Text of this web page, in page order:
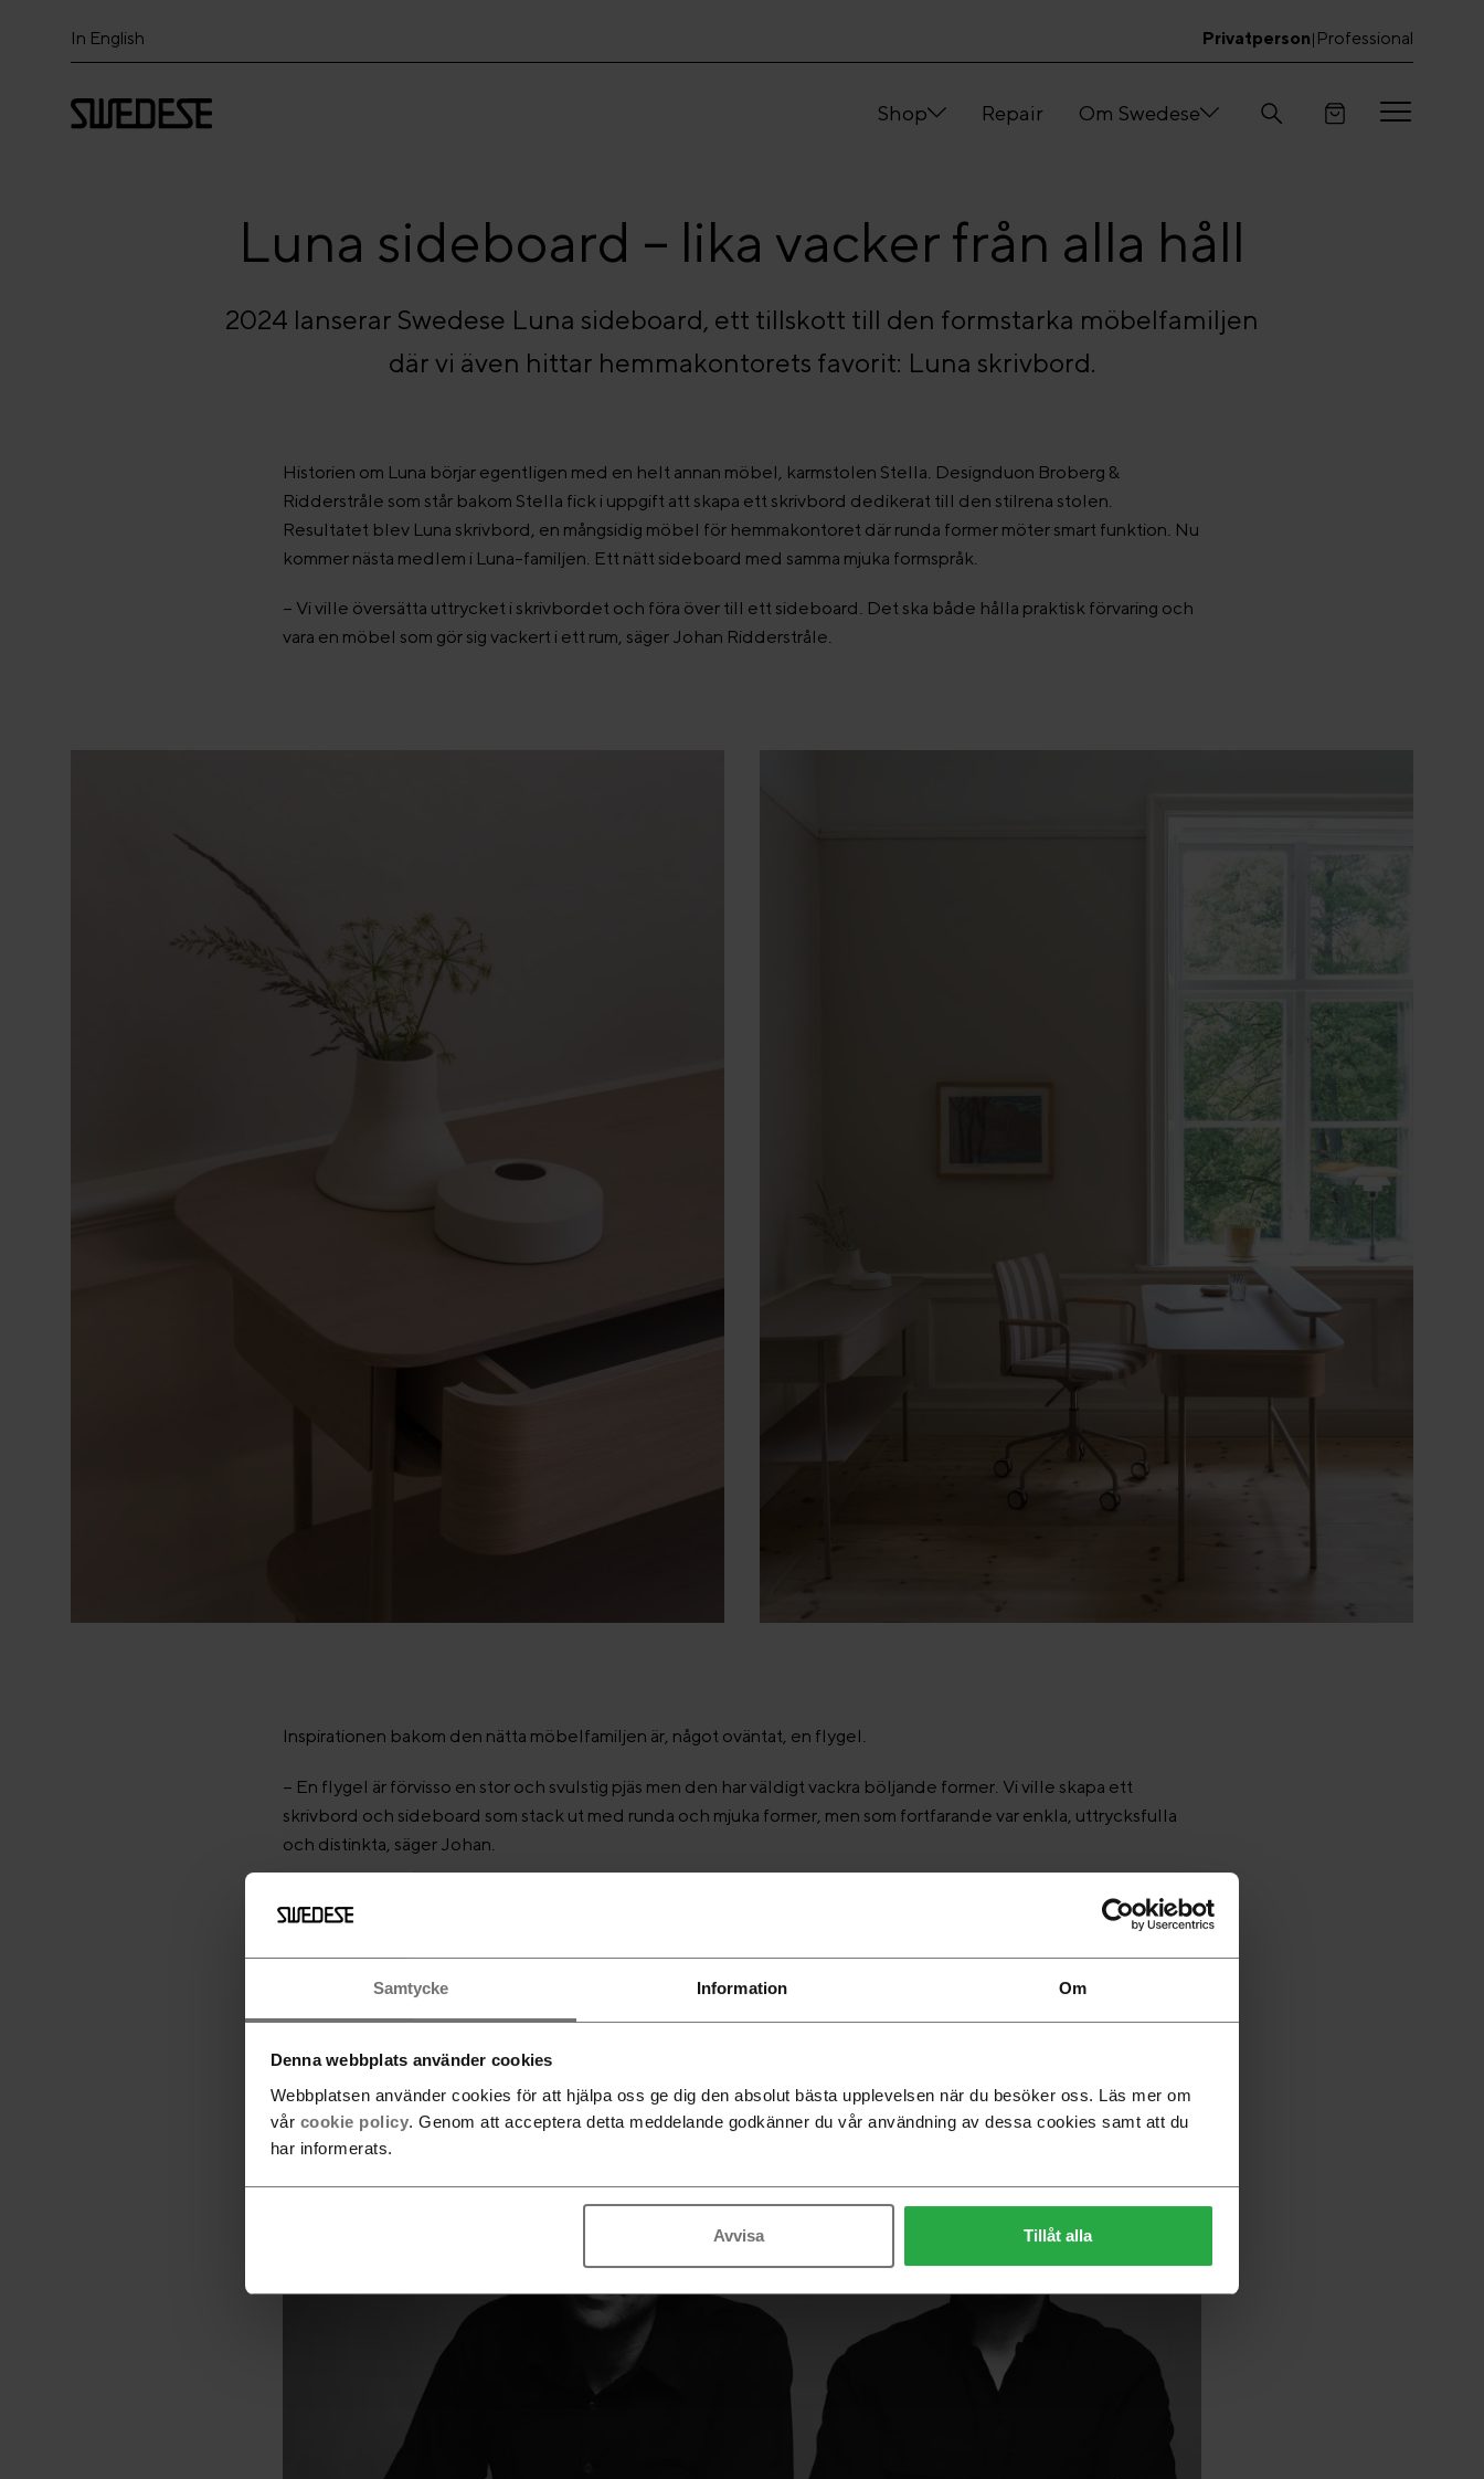
Samtycke Information Om
Denna webbplats använder cookies
Webbplatsen använder cookies för att hjälpa oss ge dig den absolut bästa upplevelsen när du besöker oss. Läs mer om
vår cookie policy. Genom att acceptera detta meddelande godkänner du vår användning av dessa cookies samt att du
har informerats.
Avvisa Tillåt alla
In English Privatperson| Professional
Shop Repair Om Swedese
Luna sideboard – lika vacker från alla håll
2024 lanserar Swedese Luna sideboard, ett tillskott till den formstarka möbelfamiljen
där vi även hittar hemmakontorets favorit: Luna skrivbord.
Historien om Luna börjar egentligen med en helt annan möbel, karmstolen Stella. Designduon Broberg &
Ridderstråle som står bakom Stella fick i uppgift att skapa ett skrivbord dedikerat till den stilrena stolen.
Resultatet blev Luna skrivbord, en mångsidig möbel för hemmakontoret där runda former möter smart funktion. Nu
kommer nästa medlem i Luna-familjen. Ett nätt sideboard med samma mjuka formspråk.
– Vi ville översätta uttrycket i skrivbordet och föra över till ett sideboard. Det ska både hålla praktisk förvaring och
vara en möbel som gör sig vackert i ett rum, säger Johan Ridderstråle.
Inspirationen bakom den nätta möbelfamiljen är, något oväntat, en flygel.
– En flygel är förvisso en stor och svulstig pjäs men den har väldigt vackra böljande former. Vi ville skapa ett
skrivbord och sideboard som stack ut med runda och mjuka former, men som fortfarande var enkla, uttrycksfulla
och distinkta, säger Johan.
Luna är skapad av formpressad ek. Med sargen som sveper runtom lådan och den rundade bordsskivan är Luna lika
vacker från alla håll.